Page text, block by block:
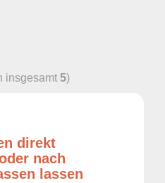
insgesamt 5)
direkt
nach
lassen